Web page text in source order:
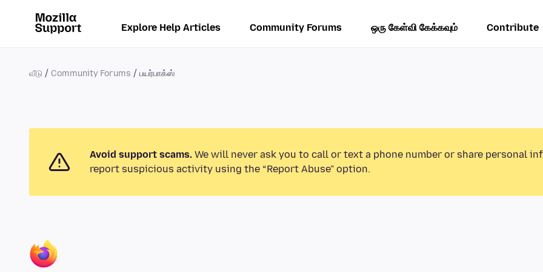
Explore Help Articles Community Forums ஒரு கேள்வி கேக்கவும் Contribute
வீடு Community Forums பயர்பாக்ஸ்
Avoid support scams. We will never ask you to call or text a phone number or share personal
report suspicious activity using the “Report Abuse” option.